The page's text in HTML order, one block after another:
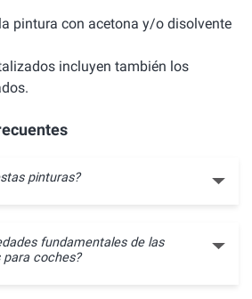
pintura con acetona y/o disolvente
incluyen también los
pinturas?
fundamentales de las
coches?